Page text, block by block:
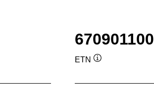
670901100
ETN